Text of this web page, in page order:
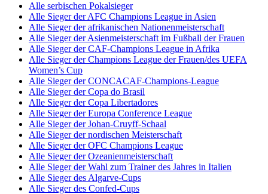
Alle serbischen Pokalsieger
Alle Sieger der AFC Champions League in Asien
Alle Sieger der afrikanischen Nationenmeisterschaft
Alle Sieger der Asienmeisterschaft im Fußball der Frauen
Alle Sieger der CAF-Champions League in Afrika
Alle Sieger der Champions League der Frauen/des UEFA
Women’s Cup
Alle Sieger der CONCACAF-Champions-League
Alle Sieger der Copa do Brasil
Alle Sieger der Copa Libertadores
Alle Sieger der Europa Conference League
Alle Sieger der Johan-Cruyff-Schaal
Alle Sieger der nordischen Meisterschaft
Alle Sieger der OFC Champions League
Alle Sieger der Ozeanienmeisterschaft
Alle Sieger der Wahl zum Trainer des Jahres in Italien
Alle Sieger des Algarve-Cups
Alle Sieger des Confed-Cups